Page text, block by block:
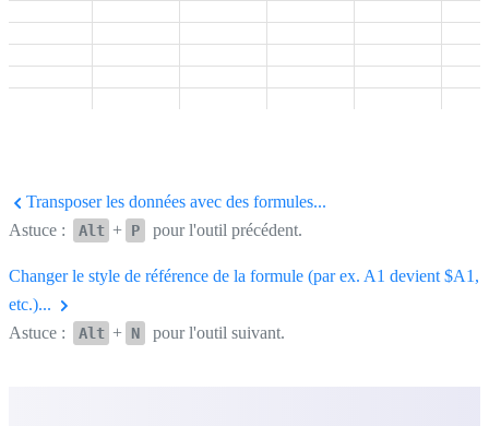
Transposer les données avec des formules...
Astuce :
Alt + P pour l'outil précédent.
Changer le style de référence de la formule (par ex. A1 devient $A1,
etc.)...
Astuce :
Alt + N pour l'outil suivant.